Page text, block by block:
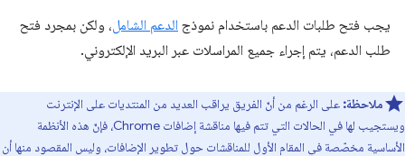
يجب فتح طلبات الدعم باستخدام نموذج الدعم الشامل، ولكن بمجرد فتح
طلب الدعم، يتم إجراء جميع المراسلات عبر البريد الإلكتروني.
ملاحظة: على الرغم من أنّ الفريق يراقب العديد من المنتديات على الإنترنت
ويستجيب لها في الحالات التي تتم فيها مناقشة إضافات Chrome، فإنّ هذه الأنظمة
الأساسية مخصّصة في المقام الأول للمناقشات حول تطوير الإضافات، وليس المقصود منها أن